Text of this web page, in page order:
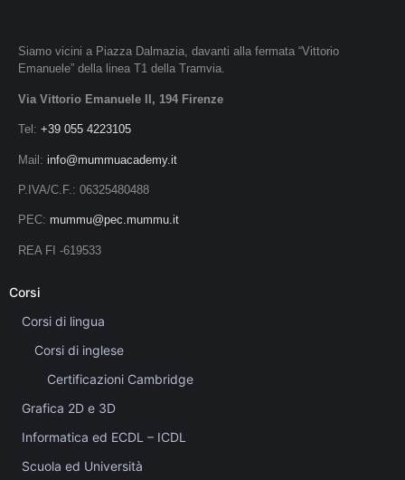
Siamo vicini a Piazza Dalmazia, davanti alla fermata “Vittorio
Emanuele” della linea T1 della Tramvia.
Via Vittorio Emanuele II, 194 Firenze
Tel: +39 055 4223105
Mail: info@mummuacademy.it
P.IVA/C.F.: 06325480488
PEC: mummu@pec.mummu.it
REA FI -619533
Corsi
Corsi di lingua
Corsi di inglese
Certificazioni Cambridge
Grafica 2D e 3D
Informatica ed ECDL – ICDL
Scuola ed Università